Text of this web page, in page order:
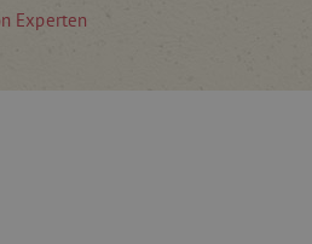
Experten